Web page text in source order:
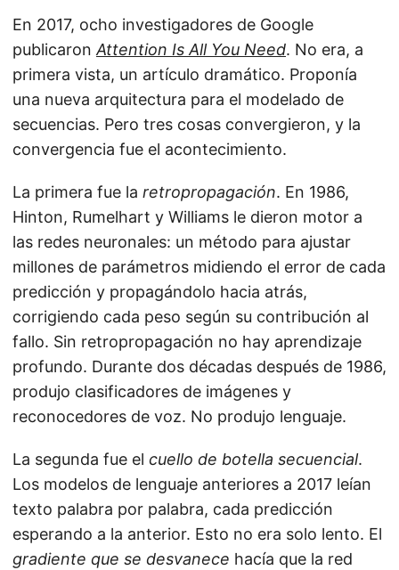
En 2017, ocho investigadores de Google
publicaron Attention Is All You Need. No era, a
primera vista, un artículo dramático. Proponía
una nueva arquitectura para el modelado de
secuencias. Pero tres cosas convergieron, y la
convergencia fue el acontecimiento.
La primera fue la retropropagación. En 1986,
Hinton, Rumelhart y Williams le dieron motor a
las redes neuronales: un método para ajustar
millones de parámetros midiendo el error de cada
predicción y propagándolo hacia atrás,
corrigiendo cada peso según su contribución al
fallo. Sin retropropagación no hay aprendizaje
profundo. Durante dos décadas después de 1986,
produjo clasificadores de imágenes y
reconocedores de voz. No produjo lenguaje.
La segunda fue el cuello de botella secuencial.
Los modelos de lenguaje anteriores a 2017 leían
texto palabra por palabra, cada predicción
esperando a la anterior. Esto no era solo lento. El
gradiente que se desvanece hacía que la red